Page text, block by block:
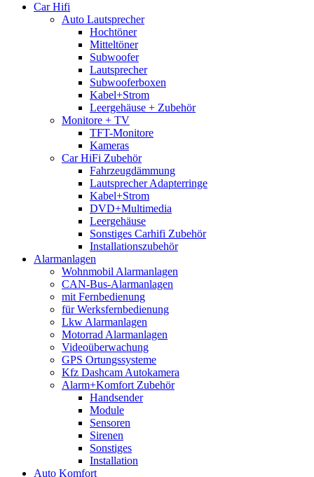
Car Hifi
Auto Lautsprecher
Hochtöner
Mitteltöner
Subwoofer
Lautsprecher
Subwooferboxen
Kabel+Strom
Leergehäuse + Zubehör
Monitore + TV
TFT-Monitore
Kameras
Car HiFi Zubehör
Fahrzeugdämmung
Lautsprecher Adapterringe
Kabel+Strom
DVD+Multimedia
Leergehäuse
Sonstiges Carhifi Zubehör
Installationszubehör
Alarmanlagen
Wohnmobil Alarmanlagen
CAN-Bus-Alarmanlagen
mit Fernbedienung
für Werksfernbedienung
Lkw Alarmanlagen
Motorrad Alarmanlagen
Videoüberwachung
GPS Ortungssysteme
Kfz Dashcam Autokamera
Alarm+Komfort Zubehör
Handsender
Module
Sensoren
Sirenen
Sonstiges
Installation
Auto Komfort